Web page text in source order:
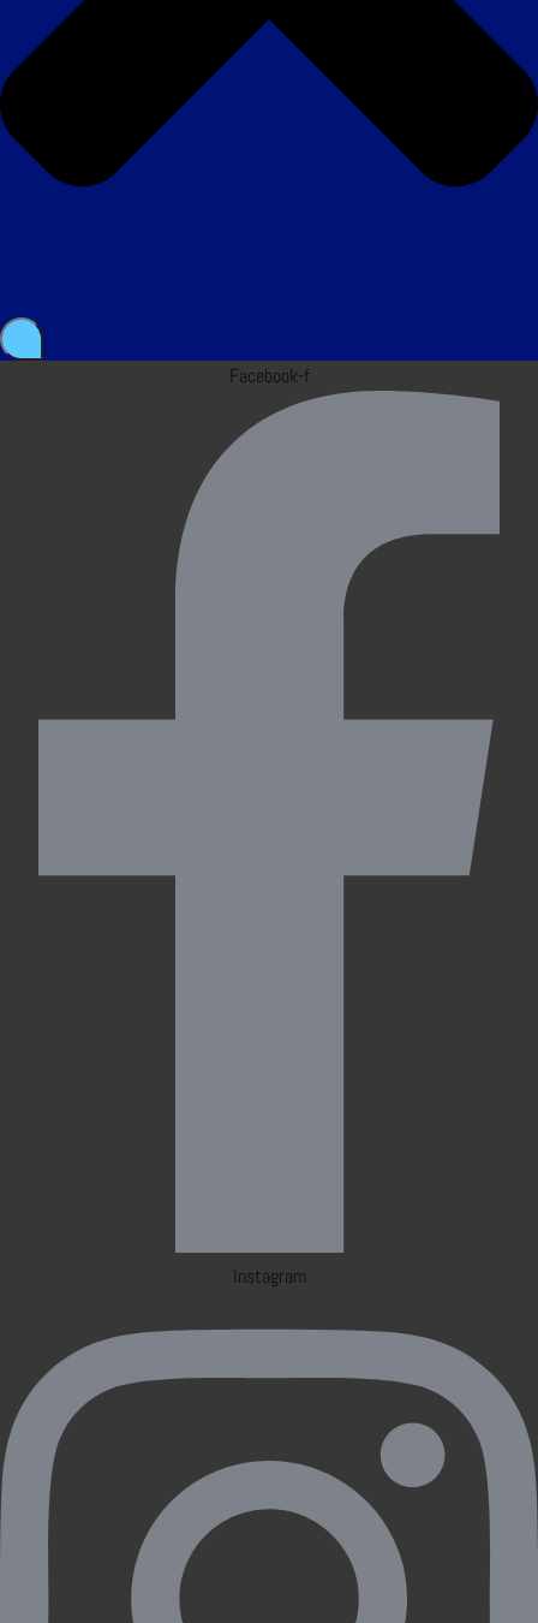
Facebook-f
Instagram